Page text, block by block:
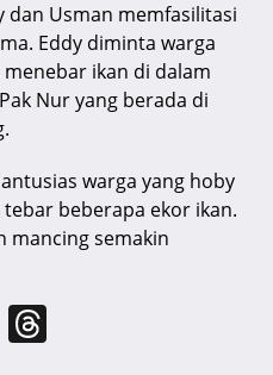
dan Usman memfasilitasi
Eddy diminta warga
ikan di dalam
Nur yang berada di
warga yang hoby
beberapa ekor ikan.
mancing semakin
G